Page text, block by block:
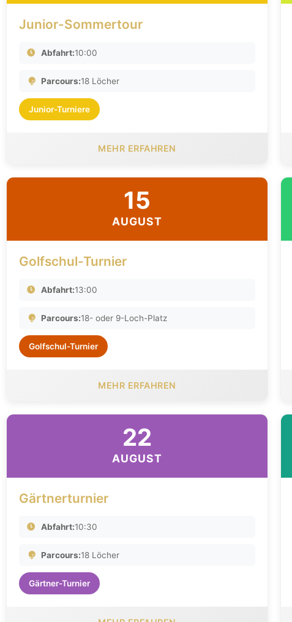
Junior-Sommertour
Abfahrt:10:00
Parcours:18 Löcher
Junior-Turniere
MEHR ERFAHREN
15
AUGUST
Golfschul-Turnier
Abfahrt:13:00
Parcours:18- oder 9-Loch-Platz
Golfschul-Turnier
MEHR ERFAHREN
22
AUGUST
Gärtnerturnier
Abfahrt:10:30
Parcours:18 Löcher
Gärtner-Turnier